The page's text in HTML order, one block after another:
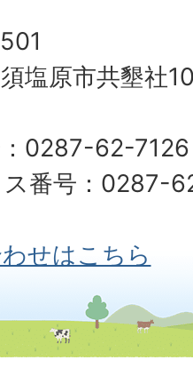
塩原市共墾社
0287-62-7126
ス番号：0287-
せはこちら